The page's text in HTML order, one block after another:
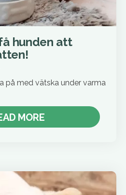
hunden att
på med vätska under varma
MORE